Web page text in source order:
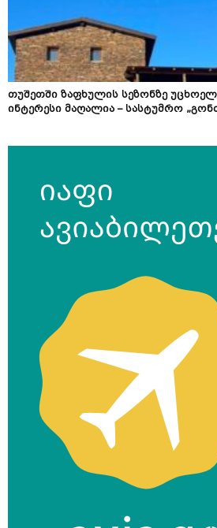
თუშეთში ზაფხულის სეზონზე
ინტერესი მაღალია – სასტუმრო